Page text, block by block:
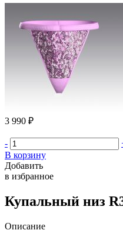
3 990 ₽
-
В корзину
Добавить
в избранное
Купальный низ
Описание